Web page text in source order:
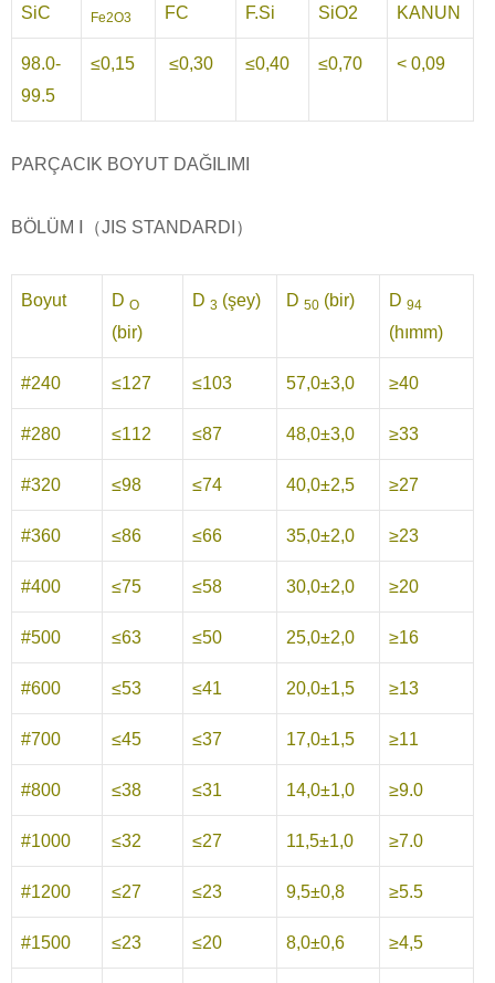
SiC Fe2O3 FC F.Si SiO2 KANUN
98.0-
99.5
≤0,15 ≤0,30 ≤0,40 ≤0,70 < 0,09
PARÇACIK BOYUT DAĞILIMI
BÖLÜM Ⅰ（JIS STANDARDI）
Boyut D O
(bir)
D 3 (şey) D 50 (bir) D 94
(hımm)
#240 ≤127 ≤103 57,0±3,0 ≥40
#280 ≤112 ≤87 48,0±3,0 ≥33
#320 ≤98 ≤74 40,0±2,5 ≥27
#360 ≤86 ≤66 35,0±2,0 ≥23
#400 ≤75 ≤58 30,0±2,0 ≥20
#500 ≤63 ≤50 25,0±2,0 ≥16
#600 ≤53 ≤41 20,0±1,5 ≥13
#700 ≤45 ≤37 17,0±1,5 ≥11
#800 ≤38 ≤31 14,0±1,0 ≥9.0
#1000 ≤32 ≤27 11,5±1,0 ≥7.0
#1200 ≤27 ≤23 9,5±0,8 ≥5.5
#1500 ≤23 ≤20 8,0±0,6 ≥4,5